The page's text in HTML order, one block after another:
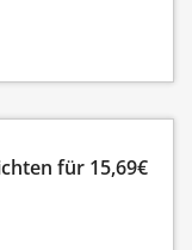
für 15,69€